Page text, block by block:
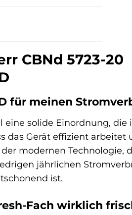
CBNd 5723-20
für meinen
solide Einordnung,
das Gerät effizient
modernen Technologie,
jährlichen
ist.
Fach wirklich